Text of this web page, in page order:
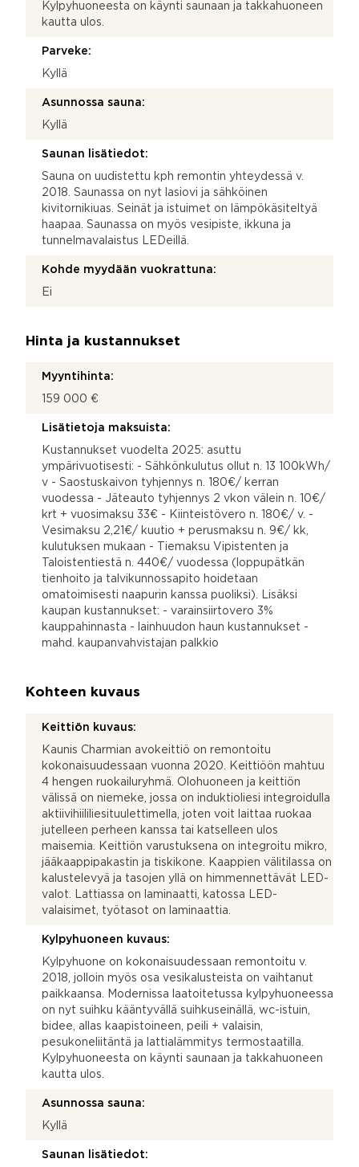
Kylpyhuoneesta on käynti saunaan ja takkahuoneen
kautta ulos.
Parveke:
Kyllä
Asunnossa sauna:
Kyllä
Saunan lisätiedot:
Sauna on uudistettu kph remontin yhteydessä v.
2018. Saunassa on nyt lasiovi ja sähköinen
kivitornikiuas. Seinät ja istuimet on lämpökäsiteltyä
haapaa. Saunassa on myös vesipiste, ikkuna ja
tunnelmavalaistus LEDeillä.
Kohde myydään vuokrattuna:
Ei
Hinta ja kustannukset
Myyntihinta:
159 000 €
Lisätietoja maksuista:
Kustannukset vuodelta 2025: asuttu
ympärivuotisesti: - Sähkönkulutus ollut n. 13 100kWh/
v - Saostuskaivon tyhjennys n. 180€/ kerran
vuodessa - Jäteauto tyhjennys 2 vkon välein n. 10€/
krt + vuosimaksu 33€ - Kiinteistövero n. 180€/ v. -
Vesimaksu 2,21€/ kuutio + perusmaksu n. 9€/ kk,
kulutuksen mukaan - Tiemaksu Vipistenten ja
Taloistentiestä n. 440€/ vuodessa (loppupätkän
tienhoito ja talvikunnossapito hoidetaan
omatoimisesti naapurin kanssa puoliksi). Lisäksi
kaupan kustannukset: - varainsiirtovero 3%
kauppahinnasta - lainhuudon haun kustannukset -
mahd. kaupanvahvistajan palkkio
Kohteen kuvaus
Keittiön kuvaus:
Kaunis Charmian avokeittiö on remontoitu
kokonaisuudessaan vuonna 2020. Keittiöön mahtuu
4 hengen ruokailuryhmä. Olohuoneen ja keittiön
välissä on niemeke, jossa on induktioliesi integroidulla
aktiivihiililiesituulettimella, joten voit laittaa ruokaa
jutelleen perheen kanssa tai katselleen ulos
maisemia. Keittiön varustuksena on integroitu mikro,
jääkaappipakastin ja tiskikone. Kaappien välitilassa on
kalustelevyä ja tasojen yllä on himmennettävät LED-
valot. Lattiassa on laminaatti, katossa LED-
valaisimet, työtasot on laminaattia.
Kylpyhuoneen kuvaus:
Kylpyhuone on kokonaisuudessaan remontoitu v.
2018, jolloin myös osa vesikalusteista on vaihtanut
paikkaansa. Modernissa laatoitetussa kylpyhuoneessa
on nyt suihku kääntyvällä suihkuseinällä, wc-istuin,
bidee, allas kaapistoineen, peili + valaisin,
pesukoneliitäntä ja lattialämmitys termostaatilla.
Kylpyhuoneesta on käynti saunaan ja takkahuoneen
kautta ulos.
Asunnossa sauna:
Kyllä
Saunan lisätiedot: